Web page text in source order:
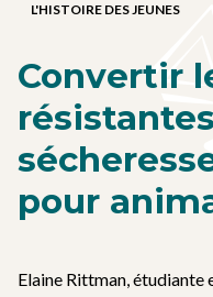
L'HISTOIRE DES JEUNES
Convertir
pour
Elaine Rittman, étudiante